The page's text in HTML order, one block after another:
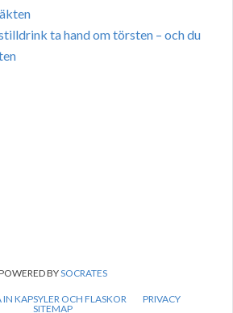
ta hand om törsten – och du
BYSOCRATES
KAPSYLER OCH FLASKOR
PRIVACY
SITEMAP